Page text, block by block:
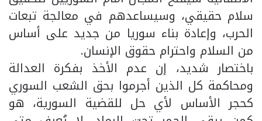
سلام حقيقي، وسيساعدهم في معالجة تبعات
الحرب، وإعادة بناء سوريا من جديد على أساس
من السلام واحترام حقوق الإنسان.
باختصار شديد، إن عدم الأخذ بفكرة العدالة
ومحاكمة كل الذين أجرموا بحق الشعب السوري
كحجر الأساس لأي حل للقضية السورية، هو